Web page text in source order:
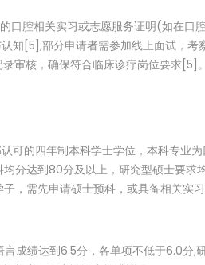
口腔相关实习或志愿服务证明(如在口
知[5];部分申请者需参加线上面试，考
审核，确保符合临床诊疗岗位要求[5]。
可的四年制本科学士学位，本科专业
分达到80分及以上，研究型硕士要求
，需先申请硕士预科，或具备相关实
成绩达到6.5分，各单项不低于6.0分;